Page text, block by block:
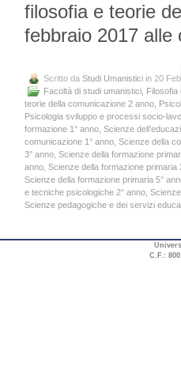
filosofia e teorie
febbraio 2017 alle
Scritto da Studi Umanistici in 20
Facoltà di studi umanistici Filosofia
teorie della comunicazione 2 anno
Psicologia sviluppo e processi socio-
formazione 1° anno Scienze
comunicazione 1° anno Scienze della
3° anno Scienze della formazione
anno Scienze della formazione primaria
Scienze della formazione primaria 5°
e tecniche psicologiche 2° anno
Scienze pedagogiche e dei servizi
C.F.: